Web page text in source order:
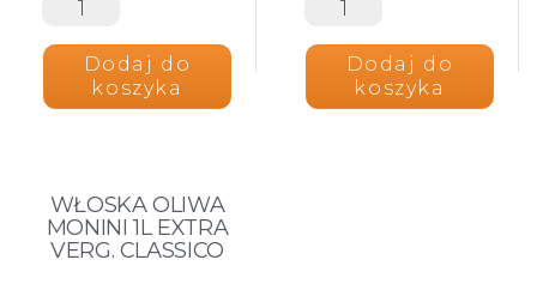
Dodaj do
koszyka
Dodaj do
koszyka
WŁOSKA OLIWA
MONINI 1L EXTRA
VERG. CLASSICO